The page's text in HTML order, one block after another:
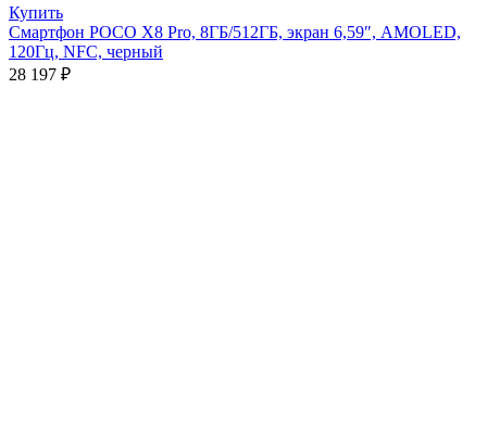
Купить
Смартфон POCO X8 Pro, 8ГБ/512ГБ, экран 6,59″, AMOLED,
120Гц, NFC, черный
28 197 ₽